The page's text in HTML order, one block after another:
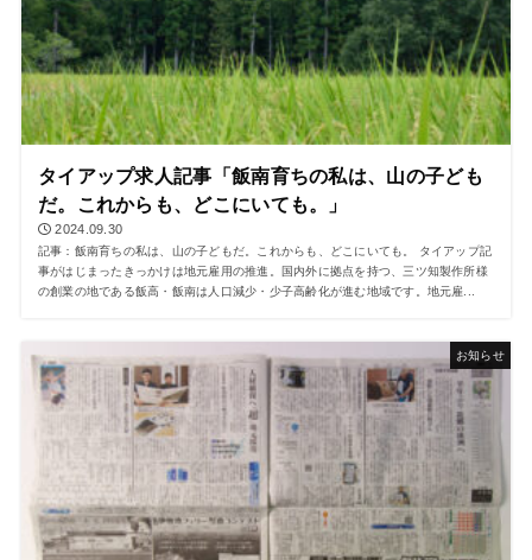
タイアップ求人記事「飯南育ちの私は、山の子ども
だ。これからも、どこにいても。」
2024.09.30
記事：飯南育ちの私は、山の子どもだ。これからも、どこにいても。 タイアップ記
事がはじまったきっかけは地元雇用の推進。国内外に拠点を持つ、三ツ知製作所様
の創業の地である飯高・飯南は人口減少・少子高齢化が進む地域です。地元雇...
お知らせ